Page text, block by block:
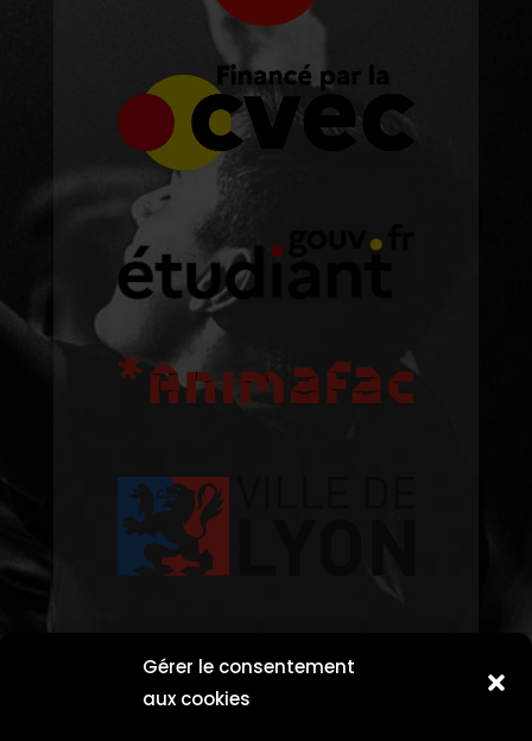
Gérer le consentement
aux cookies